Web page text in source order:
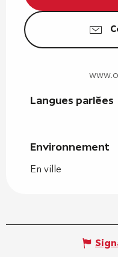
Langues parlées
Langues parlées
Environnement
Environnement
En ville